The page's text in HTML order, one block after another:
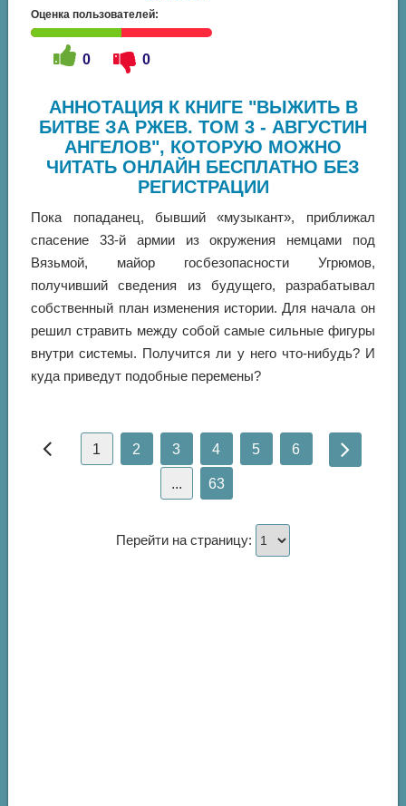
Оценка пользователей:
0 0
АННОТАЦИЯ К КНИГЕ "ВЫЖИТЬ В
БИТВЕ ЗА РЖЕВ. ТОМ 3 - АВГУСТИН
АНГЕЛОВ", КОТОРУЮ МОЖНО
ЧИТАТЬ ОНЛАЙН БЕСПЛАТНО БЕЗ
РЕГИСТРАЦИИ
Пока попаданец, бывший «музыкант», приближал
спасение 33-й армии из окружения немцами под
Вязьмой, майор госбезопасности Угрюмов,
получивший сведения из будущего, разрабатывал
собственный план изменения истории. Для начала он
решил стравить между собой самые сильные фигуры
внутри системы. Получится ли у него что-нибудь? И
куда приведут подобные перемены?
1 2 3 4 5 6
... 63
Перейти на страницу: